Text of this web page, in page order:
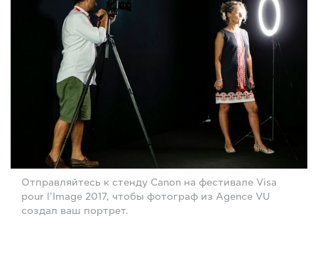
Отправляйтесь к стенду Canon на фестивале Visa
pour l’Image 2017, чтобы фотограф из Agence VU
создал ваш портрет.